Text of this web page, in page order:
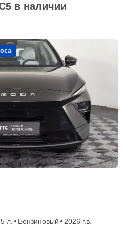
в наличии
л. Бензиновый
2026 г.в.